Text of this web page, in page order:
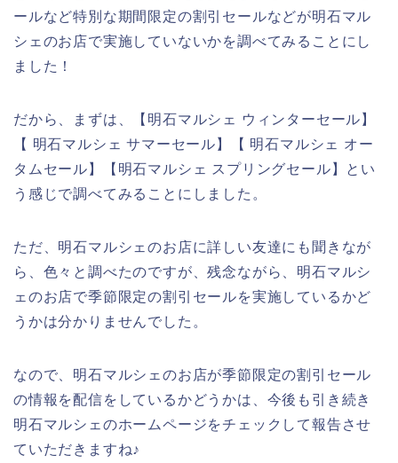
ールなど特別な期間限定の割引セールなどが明石マル
シェのお店で実施していないかを調べてみることにし
ました！
だから、まずは、【明石マルシェ ウィンターセール】
【 明石マルシェ サマーセール】【 明石マルシェ オー
タムセール】【明石マルシェ スプリングセール】とい
う感じで調べてみることにしました。
ただ、明石マルシェのお店に詳しい友達にも聞きなが
ら、色々と調べたのですが、残念ながら、明石マルシ
ェのお店で季節限定の割引セールを実施しているかど
うかは分かりませんでした。
なので、明石マルシェのお店が季節限定の割引セール
の情報を配信をしているかどうかは、今後も引き続き
明石マルシェのホームページをチェックして報告させ
ていただきますね♪